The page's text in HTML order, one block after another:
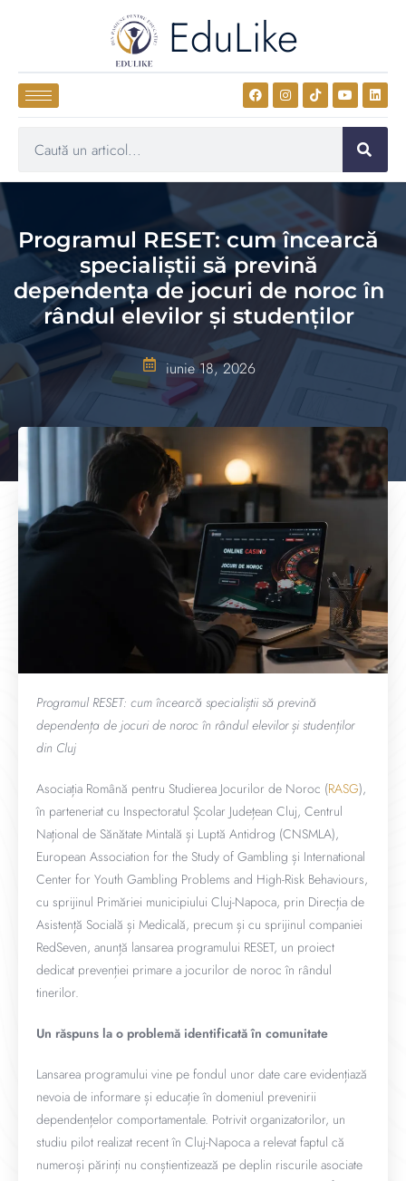
EduLike
Programul RESET: cum încearcă
specialiștii să prevină
dependența de jocuri de noroc în
rândul elevilor și studenților
iunie 18, 2026
Programul RESET: cum încearcă specialiștii să prevină
dependența de jocuri de noroc în rândul elevilor și studenților
din Cluj
Asociația Română pentru Studierea Jocurilor de Noroc (RASG),
în parteneriat cu Inspectoratul Școlar Județean Cluj, Centrul
Național de Sănătate Mintală și Luptă Antidrog (CNSMLA),
European Association for the Study of Gambling și International
Center for Youth Gambling Problems and High-Risk Behaviours,
cu sprijinul Primăriei municipiului Cluj-Napoca, prin Direcția de
Asistență Socială și Medicală, precum și cu sprijinul companiei
RedSeven, anunță lansarea programului RESET, un proiect
dedicat prevenției primare a jocurilor de noroc în rândul
tinerilor.
Un răspuns la o problemă identificată în comunitate
Lansarea programului vine pe fondul unor date care evidențiază
nevoia de informare și educație în domeniul prevenirii
dependențelor comportamentale. Potrivit organizatorilor, un
studiu pilot realizat recent în Cluj-Napoca a relevat faptul că
numeroși părinți nu conștientizează pe deplin riscurile asociate